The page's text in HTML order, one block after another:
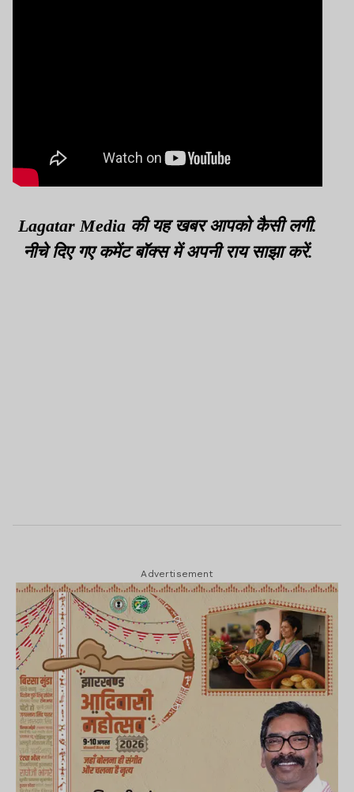
Lagatar Media की यह खबर आपको कैसी लगी.
नीचे दिए गए कमेंट बॉक्स में अपनी राय साझा करें.
Advertisement